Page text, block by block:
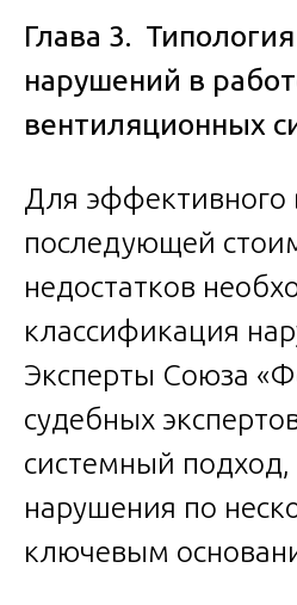
Глава 3.
нарушений в
вентиляционных
Для эффективного
последующей
недостатков
классификация
Эксперты Союза
судебных
системный подход,
нарушения по
ключевым